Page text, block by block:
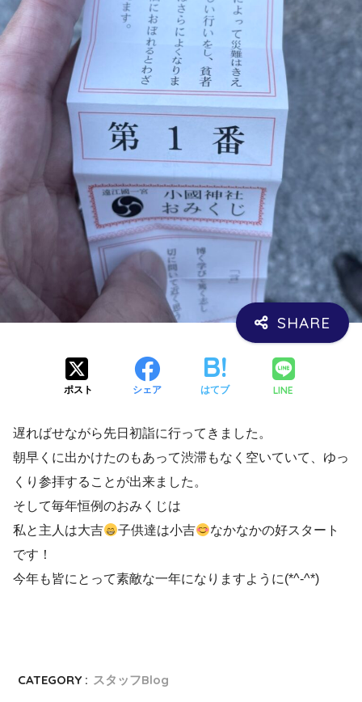
ポスト シェア はてブ LINE
遅ればせながら先日初詣に行ってきました。
朝早くに出かけたのもあって渋滞もなく空いていて、ゆっ
くり参拝することが出来ました。
そして毎年恒例のおみくじは
私と主人は大吉
子供達は小吉
なかなかの好スタート
です！
今年も皆にとって素敵な一年になりますように(*^-^*)
CATEGORY : スタッフBlog